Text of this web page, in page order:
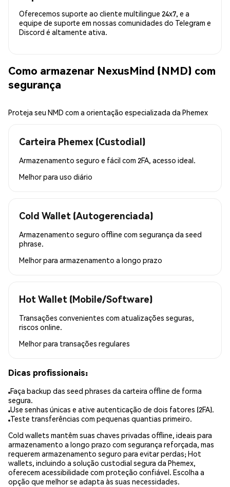
Oferecemos suporte ao cliente multilingue 24x7, e a
equipe de suporte em nossas comunidades do Telegram e
Discord é altamente ativa.
Como armazenar NexusMind (NMD) com
segurança
Proteja seu NMD com a orientação especializada da Phemex
Carteira Phemex (Custodial)
Armazenamento seguro e fácil com 2FA, acesso ideal.
Melhor para uso diário
Cold Wallet (Autogerenciada)
Armazenamento seguro offline com segurança da seed
phrase.
Melhor para armazenamento a longo prazo
Hot Wallet (Mobile/Software)
Transações convenientes com atualizações seguras,
riscos online.
Melhor para transações regulares
Dicas profissionais:
Faça backup das seed phrases da carteira offline de forma
segura.
Use senhas únicas e ative autenticação de dois fatores (2FA).
Teste transferências com pequenas quantias primeiro.
Cold wallets mantêm suas chaves privadas offline, ideais para
armazenamento a longo prazo com segurança reforçada, mas
requerem armazenamento seguro para evitar perdas; Hot
wallets, incluindo a solução custodial segura da Phemex,
oferecem acessibilidade com proteção confiável. Escolha a
opção que melhor se adapta às suas necessidades.